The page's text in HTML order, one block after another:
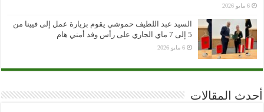
6 مايو 2026
السيد عبد اللطيف حموشي يقوم بزيارة عمل إلى فيينا من
5 إلى 7 ماي الجاري على رأس وفد أمني هام
6 مايو 2026
أحدث المقالات